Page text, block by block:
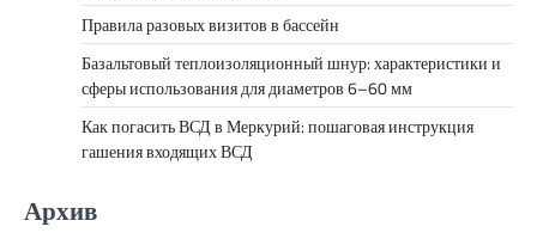
Правила разовых визитов в бассейн
Базальтовый теплоизоляционный шнур: характеристики и
сферы использования для диаметров 6–60 мм
Как погасить ВСД в Меркурий: пошаговая инструкция
гашения входящих ВСД
Архив